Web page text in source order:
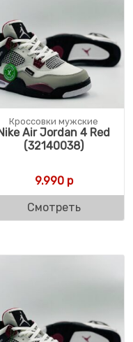
Кроссовки мужские
Air Jordan 4 Red
(32140038)
9.990р
Смотреть